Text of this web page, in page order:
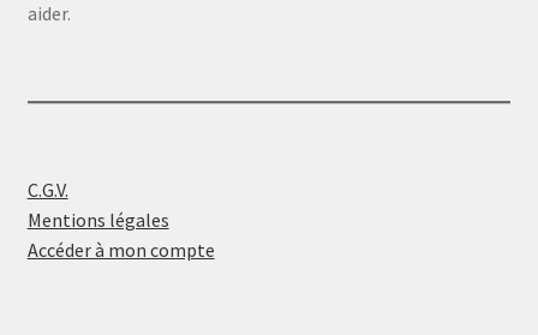
aider.
C.G.V.
Mentions légales
Accéder à mon compte